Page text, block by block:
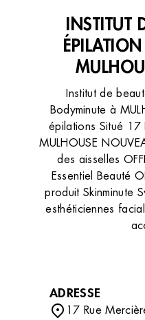
INSTITUT
Institut de
Bodyminute à
épilations Situé
MULHOUSE
des aisselles
Essentiel Beauté
produit
esthéticiennes
ADRESSE
17 Rue